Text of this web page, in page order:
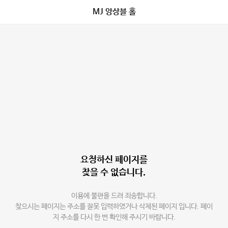
MJ 앙상블 홀
요청하신 페이지를
찾을 수 없습니다.
이용에 불편을 드려 죄송합니다.
찾으시는 페이지는 주소를 잘못 입력하였거나 삭제된 페이지 입니다. 페이
지 주소를 다시 한 번 확인해 주시기 바랍니다.